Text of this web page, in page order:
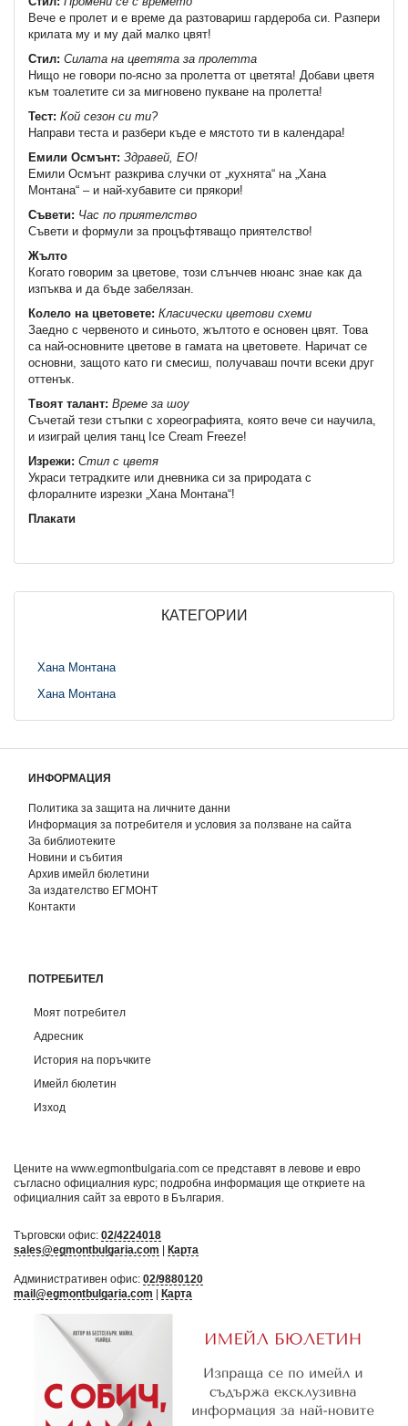
Вече е пролет и е време да разтовариш гардероба си. Разпери
крилата му и му дай малко цвят!
Стил: Силата на цветята за пролетта
Нищо не говори по-ясно за пролетта от цветята! Добави цветя
към тоалетите си за мигновено пукване на пролетта!
Тест: Кой сезон си ти?
Направи теста и разбери къде е мястото ти в календара!
Емили Осмънт: Здравей, ЕО!
Емили Осмънт разкрива случки от „кухнята“ на „Хана
Монтана“ – и най-хубавите си прякори!
Съвети: Час по приятелство
Съвети и формули за процъфтяващо приятелство!
Жълто
Когато говорим за цветове, този слънчев нюанс знае как да
изпъква и да бъде забелязан.
Колело на цветовете: Класически цветови схеми
Заедно с червеното и синьото, жълтото е основен цвят. Това
са най-основните цветове в гамата на цветовете. Наричат се
основни, защото като ги смесиш, получаваш почти всеки друг
оттенък.
Твоят талант: Време за шоу
Съчетай тези стъпки с хореографията, която вече си научила,
и изиграй целия танц Ice Cream Freeze!
Изрежи: Стил с цветя
Украси тетрадките или дневника си за природата с
флоралните изрезки „Хана Монтана“!
Плакати
КАТЕГОРИИ
Хана Монтана
Хана Монтана
ИНФОРМАЦИЯ
Политика за защита на личните данни
Информация за потребителя и условия за ползване на сайта
За библиотеките
Новини и събития
Архив имейл бюлетини
За издателство ЕГМОНТ
Контакти
ПОТРЕБИТЕЛ
Моят потребител
Адресник
История на поръчките
Имейл бюлетин
Изход
Цените на www.egmontbulgaria.com се представят в левове и евро
съгласно официалния курс; подробна информация ще откриете на
официалния сайт за еврото в България
Търговски офис: 02/4224018
sales@egmontbulgaria.com
Карта
Административен офис: 02/9880120
mail@egmontbulgaria.com
Карта